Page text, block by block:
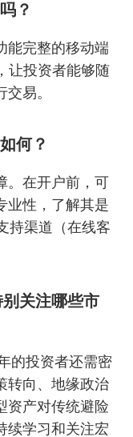
？
能完整的移动端
让投资者能够随
易。
何？
。在开户前，可
业性，了解其是
持渠道（在线客
关注哪些市
的投资者还需密
转向、地缘政治
资产对传统避险
续学习和关注宏